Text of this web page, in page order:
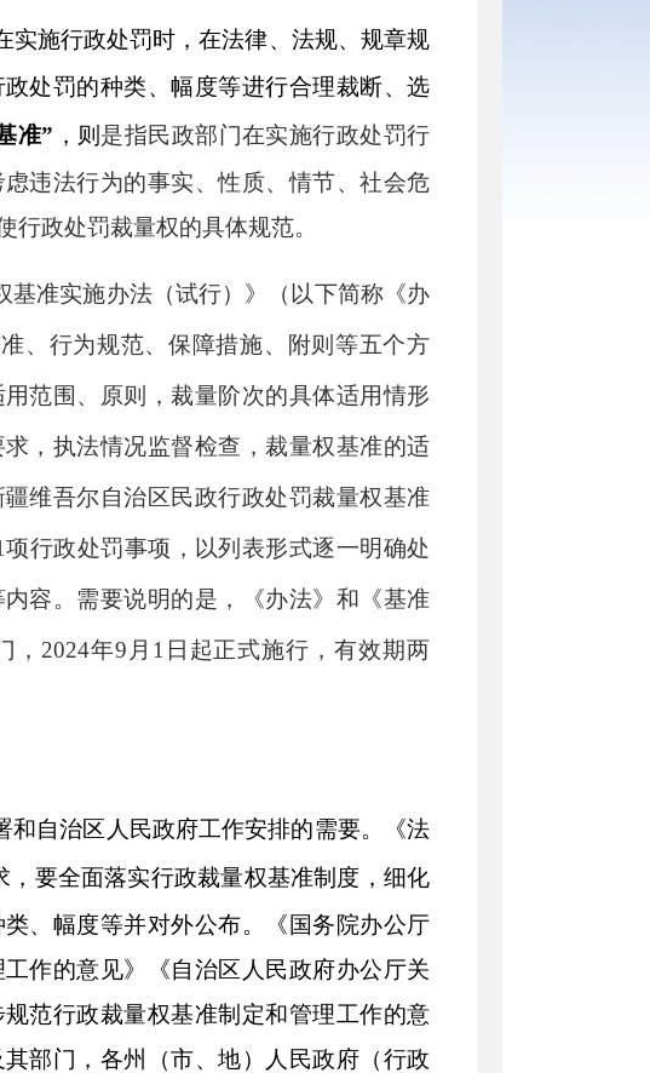
实施行政处罚时，在法律、法规、规章规
处罚的种类、幅度等进行合理裁断、选
准” ， 则 是指民政部门在实施行政处罚行
违法行为的事实、性质、情节、社会危
政处罚裁量权的具体规范。
基准实施办法（试行）》（以下简称《办
、行为规范、保障措施、附则等五个方
范围、原则，裁量阶次的具体适用情形
，执法情况监督检查，裁量权基准的适
维吾尔自治区民政行政处罚裁量权基准
项行政处罚事项，以列表形式逐一明确处
容。需要说明的是，《办法》和《基准
， 2024年9 月 1 日起正式施行，有效期两
自治区人民政府工作安排的需要。《法
，要全面落实行政裁量权基准制度，细化
、幅度等并对外公布。
《国务院办公厅
作的意见》《自治区人民政府办公厅关
范行政裁量权基准制定和管理工作的意
部门，各州（市、地）人民政府（行政